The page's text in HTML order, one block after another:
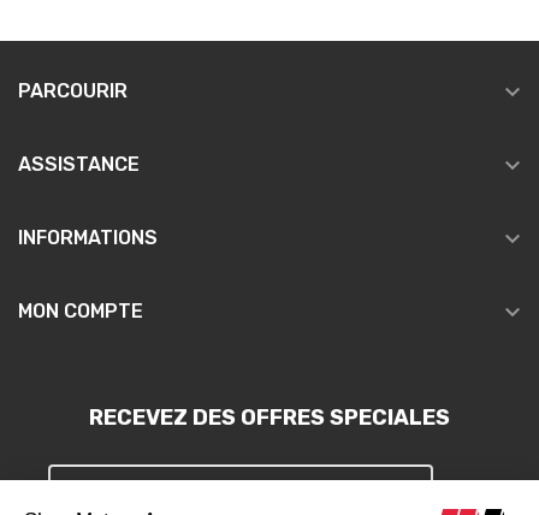
PARCOURIR 
ASSISTANCE 
INFORMATIONS 
MON COMPTE 
RECEVEZ DES OFFRES SPECIALES